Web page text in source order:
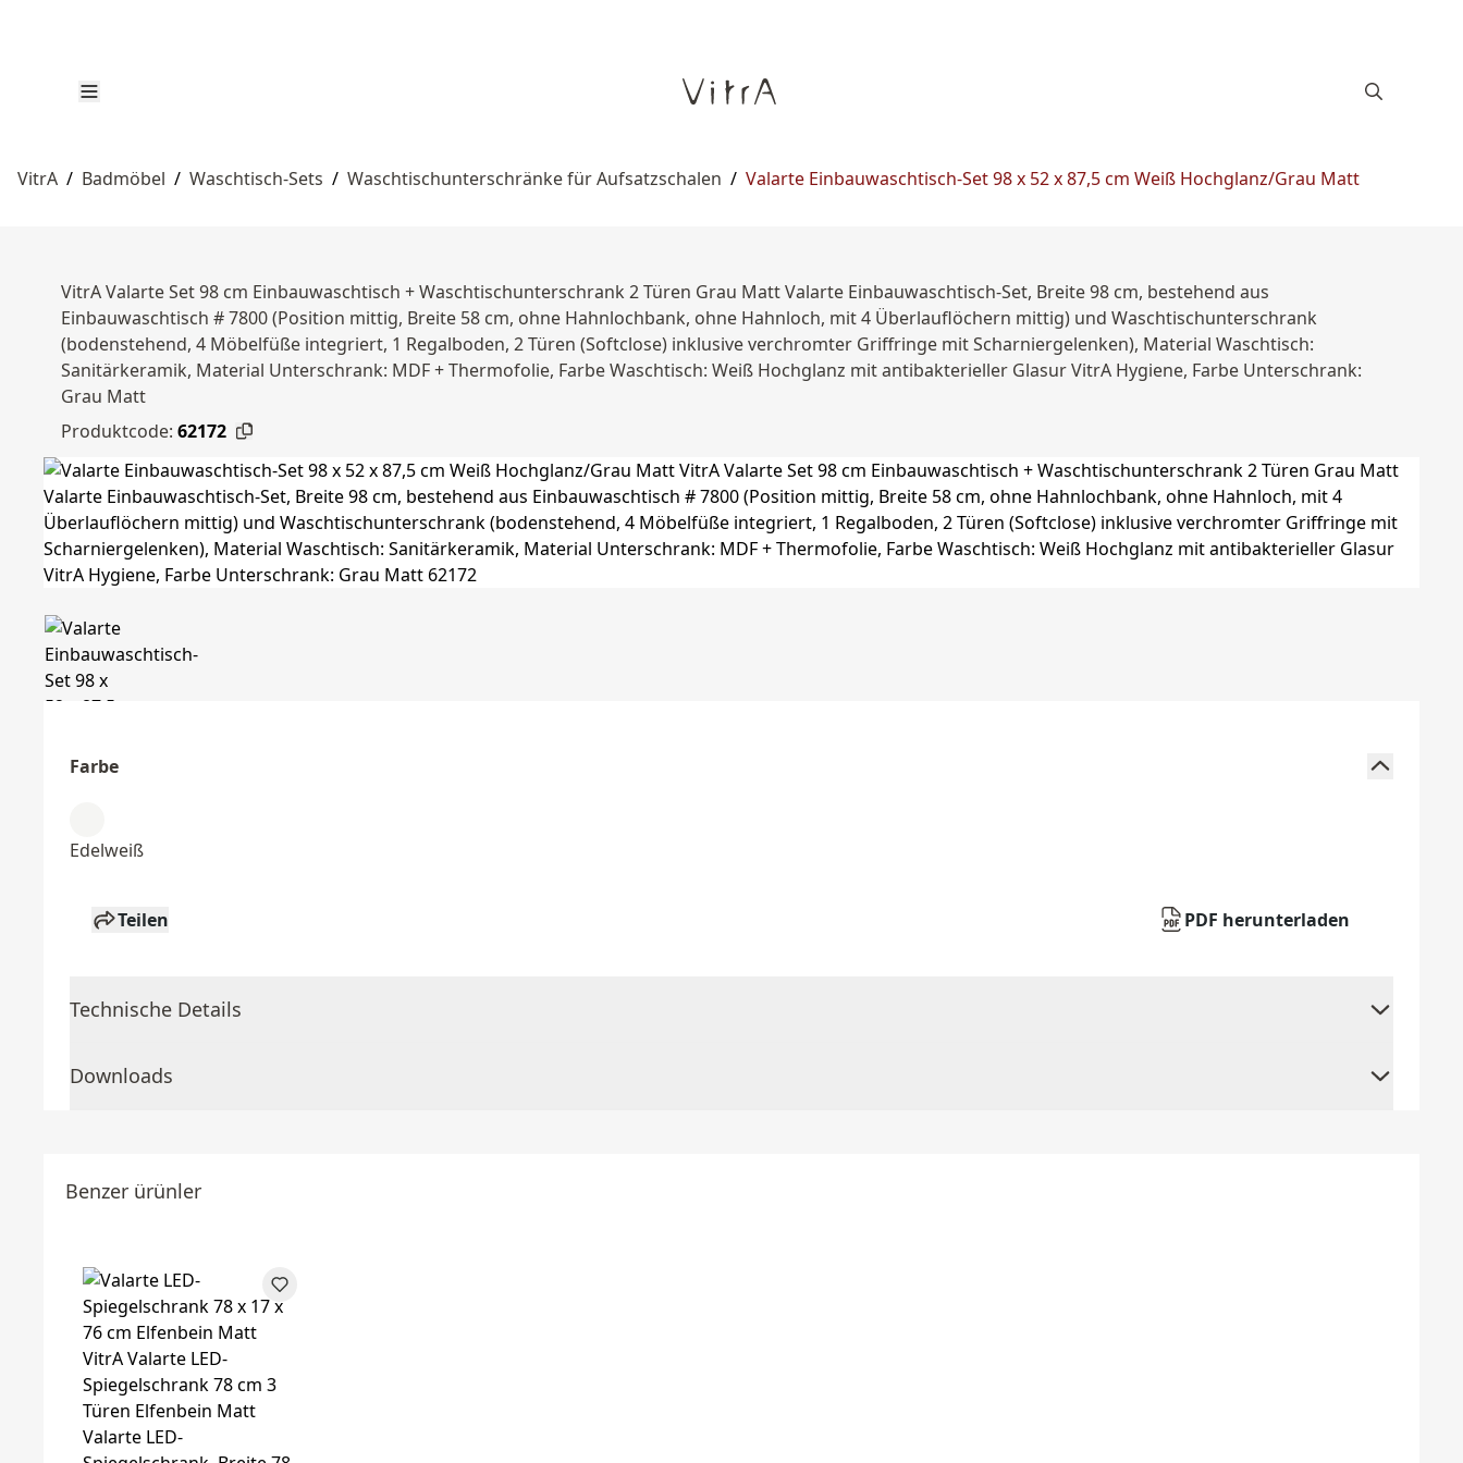
VitrA / Badmöbel / Waschtisch-Sets / Waschtischunterschränke für Aufsatzschalen / Valarte Einbauwaschtisch-Set 98 x 52 x 87,5 cm Weiß Hochglanz/Grau Matt
VitrA Valarte Set 98 cm Einbauwaschtisch + Waschtischunterschrank 2 Türen Grau Matt Valarte Einbauwaschtisch-Set, Breite 98 cm, bestehend aus
Einbauwaschtisch # 7800 (Position mittig, Breite 58 cm, ohne Hahnlochbank, ohne Hahnloch, mit 4 Überlauflöchern mittig) und Waschtischunterschrank
(bodenstehend, 4 Möbelfüße integriert, 1 Regalboden, 2 Türen (Softclose) inklusive verchromter Griffringe mit Scharniergelenken), Material Waschtisch:
Sanitärkeramik, Material Unterschrank: MDF + Thermofolie, Farbe Waschtisch: Weiß Hochglanz mit antibakterieller Glasur VitrA Hygiene, Farbe Unterschrank:
Grau Matt
Produktcode: 62172
Farbe
Edelweiß
Teilen PDF herunterladen
Technische Details
Downloads
Benzer ürünler